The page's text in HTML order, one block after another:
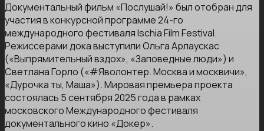
Документальный фильм «Послушай!» был отобран для
участия в конкурсной программе 24-го
международного фестиваля Ischia Film Festival.
Режиссерами дока выступили Ольга Арлаускас
(«Выпрямительный вздох», «Заповедные люди») и
Светлана Горло («#Яволонтер. Москва и москвичи»,
«Дурочка ты, Маша»). Мировая премьера проекта
состоялась 5 сентября 2025 года в рамках
московского Международного фестиваля
документального кино «Докер».